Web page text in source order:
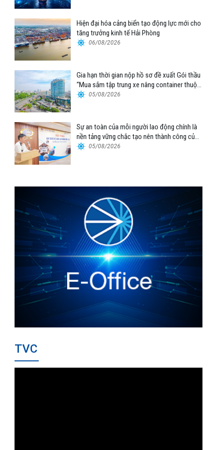
Hiện đại hóa cảng biển tạo động lực mới cho
tăng trưởng kinh tế Hải Phòng
06/08/2026
Gia hạn thời gian nộp hồ sơ đề xuất Gói thầu
“Mua sắm tập trung xe nâng container thuộc
Tổng công ty Hàng hải Việt Nam – CTCP”
05/08/2026
Sự an toàn của mỗi người lao động chính là
nền tảng vững chắc tạo nên thành công của
Cảng Đà Nẵng
05/08/2026
TVC